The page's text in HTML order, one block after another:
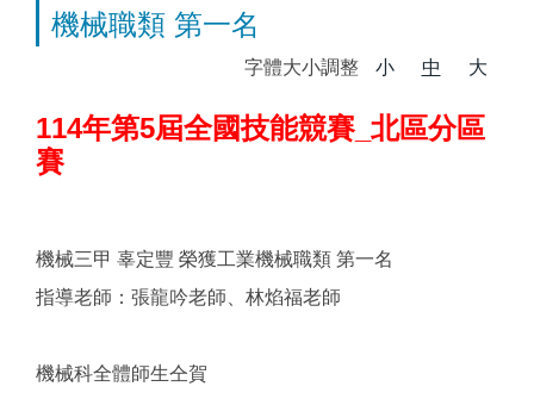
機械職類 第一名
字體大小調整 小 中 大
114年第5屆全國技能競賽_北區分區
賽
機械三甲 辜定豐 榮獲工業機械職類 第一名
指導老師：張龍吟老師、林焰福老師
機械科全體師生仝賀